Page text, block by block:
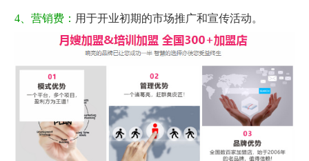
4、营销费： 用于开业初期的市场推广和宣传活动。